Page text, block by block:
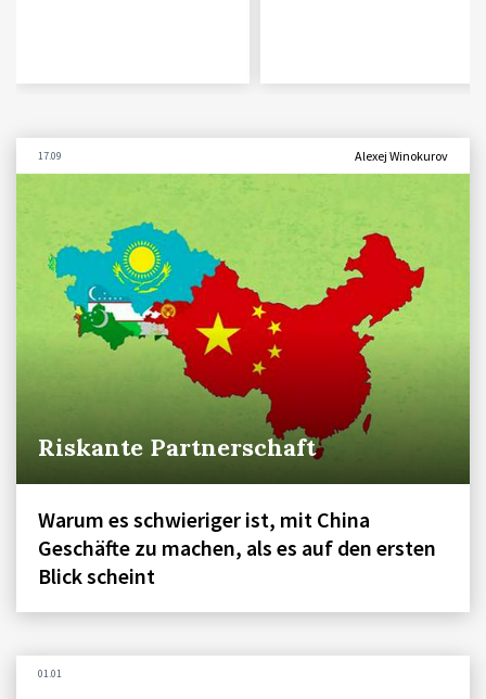
17.09 Alexej Winokurov
Riskante Partnerschaft
Warum es schwieriger ist, mit China
Geschäfte zu machen, als es auf den ersten
Blick scheint
01.01